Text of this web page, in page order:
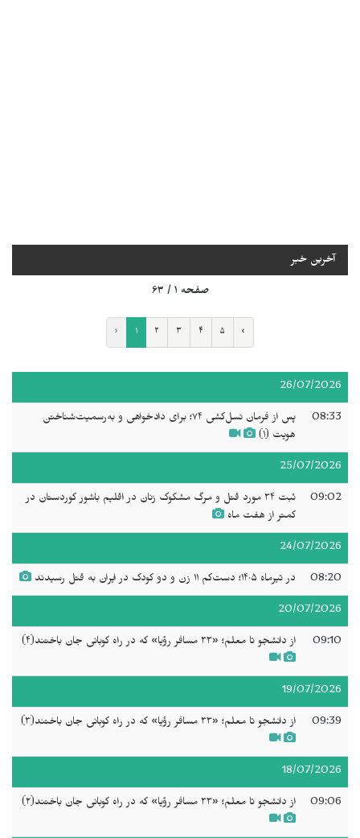
آخرین خبر
صفحه ۱ / ۶۳
‹ ۱ ۲ ۳ ۴ ۵ ›
26/07/2026
08:33
پس از فرمان نسل‌کشی ۷۴؛ برای دادخواهی و به‌رسمیت‌شناختن
هویت (١)
25/07/2026
09:02
ثبت ۳۴ مورد قتل و مرگ مشکوک زنان در اقلیم باشور کوردستان در
کمتر از هفت ماه
24/07/2026
08:20 در تیرماه ۱۴۰۵؛ دست‌کم ۱۱ زن و دو کودک در ایران به قتل رسیدند
20/07/2026
09:10 از دانشجو تا معلم؛ «۳۳ مسافر رؤیا» که در راه کوبانی جان باختند(۴)
19/07/2026
09:39 از دانشجو تا معلم؛ «۳۳ مسافر رؤیا» که در راه کوبانی جان باختند(٣)
18/07/2026
09:06 از دانشجو تا معلم؛ «۳۳ مسافر رؤیا» که در راه کوبانی جان باختند(۲)